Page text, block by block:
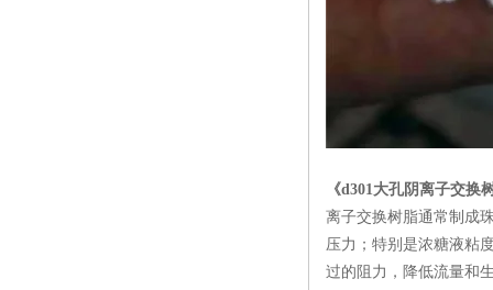
《d301大孔阴离子交换
离子交换树脂通常制成
压力；特别是浓糖液粘
过的阻力，降低流量和